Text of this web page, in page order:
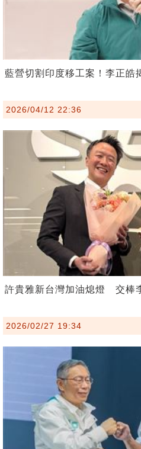
藍營切割印度移工案！李正皓
2026/04/12 22:36
許貴雅新台灣加油熄燈 交棒
2026/02/27 19:34